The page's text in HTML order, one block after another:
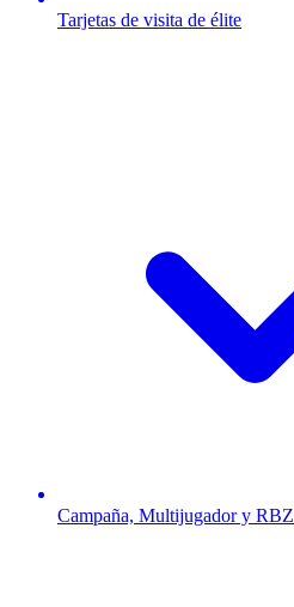
Tarjetas de visita de élite
Campaña, Multijugador y RBZ